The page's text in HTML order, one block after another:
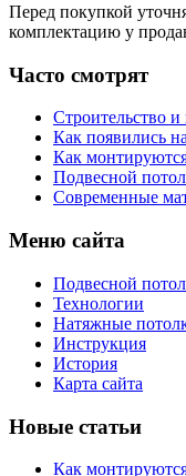
Перед покупкой
комплектацию у
Часто смотрят
Строительство
Как появились
Как
Подвесной
Современные
Меню сайта
Подвесной
Технологии
Натяжные
Инструкция
История
Карта сайта
Новые статьи
Как